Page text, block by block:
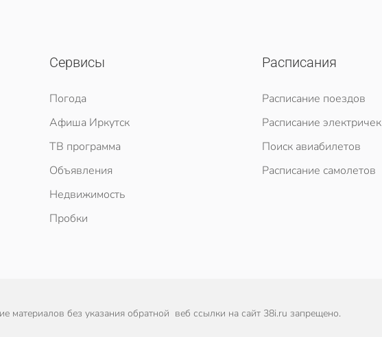
Сервисы
Погода
Афиша Иркутск
ТВ программа
Объявления
Недвижимость
Пробки
Расписания
Расписание поездов
Расписание электричек
Поиск авиабилетов
Расписание самолетов
материалов без указания обратной веб ссылки на сайт 38i.ru запрещено.